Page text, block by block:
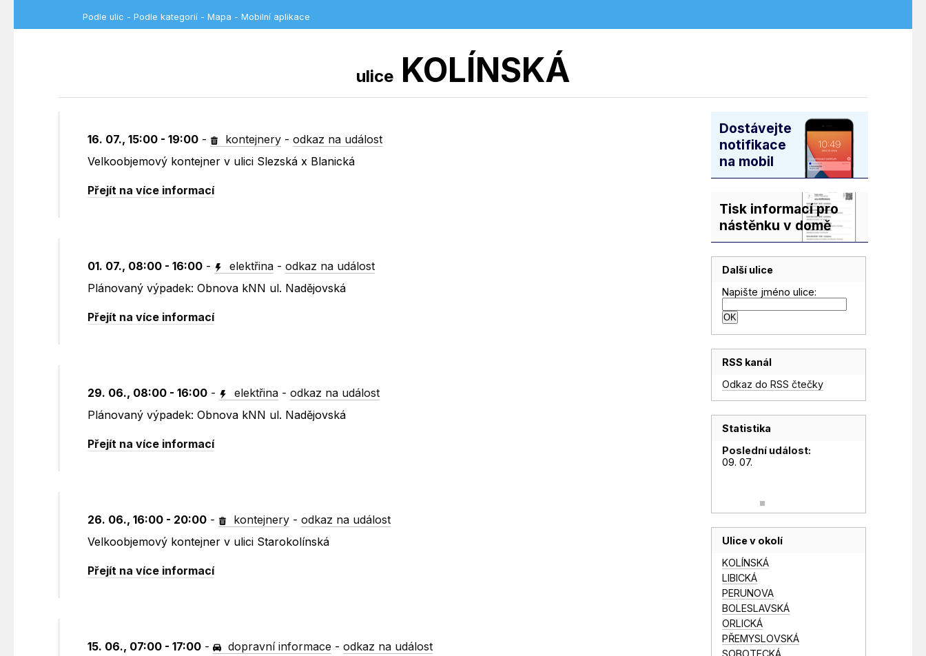
Podle ulic - Podle kategorií - Mapa - Mobilní aplikace
uliceKOLÍNSKÁ
16. 07., 15:00 - 19:00 - kontejnery -odkaz na událost
Velkoobjemový kontejner v ulici Slezská x Blanická
Přejít na více informací
01. 07., 08:00 - 16:00 - elektřina -odkaz na událost
Plánovaný výpadek: Obnova kNN ul. Nadějovská
Přejít na více informací
29. 06., 08:00 - 16:00 - elektřina -odkaz na událost
Plánovaný výpadek: Obnova kNN ul. Nadějovská
Přejít na více informací
26. 06., 16:00 - 20:00 - kontejnery -odkaz na událost
Velkoobjemový kontejner v ulici Starokolínská
Přejít na více informací
15. 06., 07:00 - 17:00 - dopravní informace -odkaz na událost
Dostávejte
notifikace
na mobil
Tisk informací pro
nástěnku v domě
Další ulice
Napište jméno ulice:
RSS kanál
Odkaz do RSS čtečky
Statistika
Poslední událost:
09. 07.
Ulice v okolí
KOLÍNSKÁ
LIBICKÁ
PERUNOVA
BOLESLAVSKÁ
ORLICKÁ
PŘEMYSLOVSKÁ
SOBOTECKÁ